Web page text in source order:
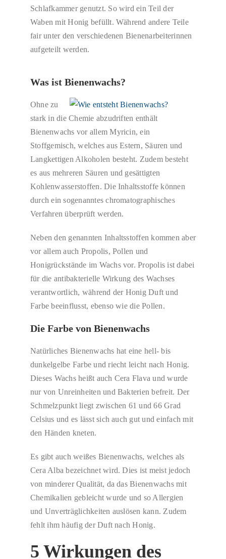
Schlafkammer genutzt. So wird ein Teil der
Waben mit Honig befüllt. Während andere Teile
fair unter den verschiedenen Bienenarbeiterinnen
aufgeteilt werden.
Was ist Bienenwachs?
Ohne zu
stark in die Chemie abzudriften enthält
Bienenwachs vor allem Myricin, ein
Stoffgemisch, welches aus Estern, Säuren und
Langkettigen Alkoholen besteht. Zudem besteht
es aus mehreren Säuren und gesättigten
Kohlenwasserstoffen. Die Inhaltsstoffe können
durch ein sogenanntes chromatographisches
Verfahren überprüft werden.
Neben den genannten Inhaltsstoffen kommen aber
vor allem auch Propolis, Pollen und
Honigrückstände im Wachs vor. Propolis ist dabei
für die antibakterielle Wirkung des Wachses
verantwortlich, während der Honig Duft und
Farbe beeinflusst, ebenso wie die Pollen.
Die Farbe von Bienenwachs
Natürliches Bienenwachs hat eine hell- bis
dunkelgelbe Farbe und riecht leicht nach Honig.
Dieses Wachs heißt auch Cera Flava und wurde
nur von Unreinheiten und Bakterien befreit. Der
Schmelzpunkt liegt zwischen 61 und 66 Grad
Celsius und es lässt sich auch gut und einfach mit
den Händen kneten.
Es gibt auch weißes Bienenwachs, welches als
Cera Alba bezeichnet wird. Dies ist meist jedoch
von minderer Qualität, da das Bienenwachs mit
Chemikalien gebleicht wurde und so Allergien
und Unverträglichkeiten auslösen kann. Zudem
fehlt ihm häufig der Duft nach Honig.
5 Wirkungen des